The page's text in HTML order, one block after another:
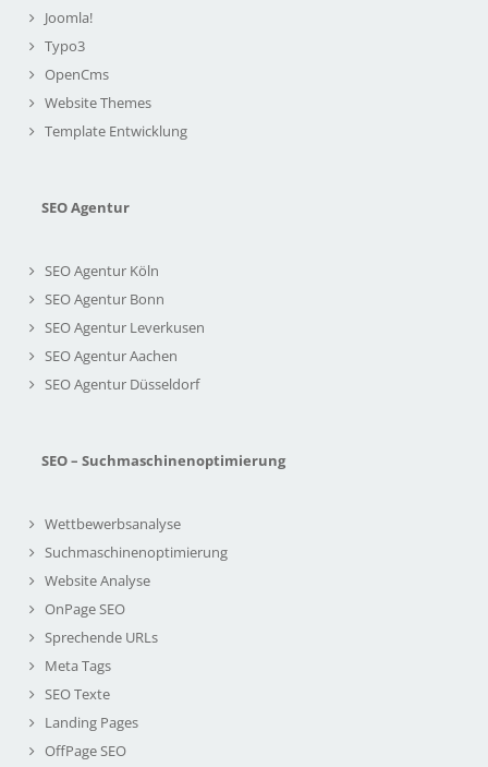
Joomla!
Typo3
OpenCms
Website Themes
Template Entwicklung
SEO Agentur
SEO Agentur Köln
SEO Agentur Bonn
SEO Agentur Leverkusen
SEO Agentur Aachen
SEO Agentur Düsseldorf
SEO – Suchmaschinenoptimierung
Wettbewerbsanalyse
Suchmaschinenoptimierung
Website Analyse
OnPage SEO
Sprechende URLs
Meta Tags
SEO Texte
Landing Pages
OffPage SEO